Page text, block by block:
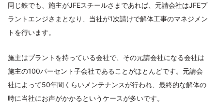
同じ鉄でも、施主がJFEスチールさまであれば、元請会社はJFEプ
ラントエンジさまとなり、当社が1次請けで解体工事のマネジメン
トを行います。
施主はプラントを持っている会社で、その元請会社になる会社は
施主の100パーセント子会社であることがほとんどです。元請会
社によって50年間くらいメンテナンスが行われ、最終的な解体の
時に当社にお声がかかるというケースが多いです。